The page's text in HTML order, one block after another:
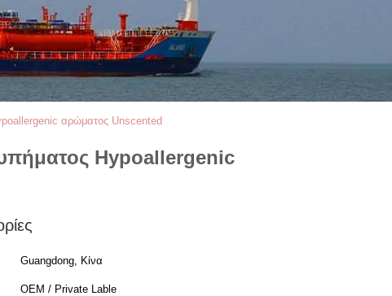
αρώματος Unscented
Hypoallergenic
Guangdong, Κίνα
OEM / Private Lable